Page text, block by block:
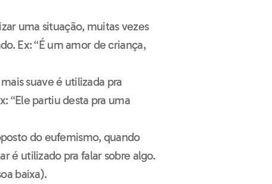
uma situação, muitas vezes
Ex: “É um amor de criança,
suave é utilizada pra
“Ele partiu desta pra uma
do eufemismo, quando
é utilizado pra falar sobre algo.
baixa).